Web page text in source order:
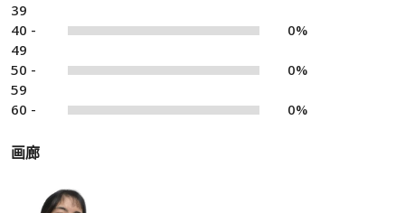
39
40 -
49
0%
50 -
59
0%
60 - 0%
画廊